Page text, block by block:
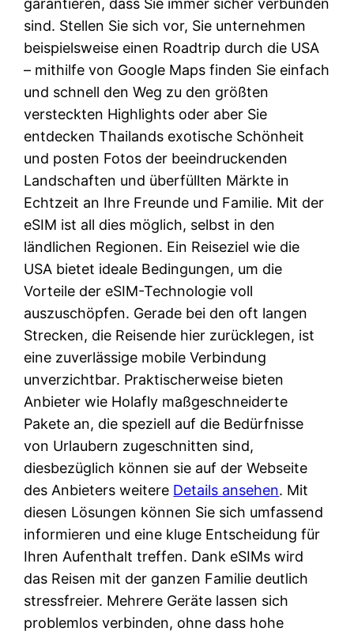
garantieren, dass Sie immer sicher verbunden
sind. Stellen Sie sich vor, Sie unternehmen
beispielsweise einen Roadtrip durch die USA
– mithilfe von Google Maps finden Sie einfach
und schnell den Weg zu den größten
versteckten Highlights oder aber Sie
entdecken Thailands exotische Schönheit
und posten Fotos der beeindruckenden
Landschaften und überfüllten Märkte in
Echtzeit an Ihre Freunde und Familie. Mit der
eSIM ist all dies möglich, selbst in den
ländlichen Regionen. Ein Reiseziel wie die
USA bietet ideale Bedingungen, um die
Vorteile der eSIM-Technologie voll
auszuschöpfen. Gerade bei den oft langen
Strecken, die Reisende hier zurücklegen, ist
eine zuverlässige mobile Verbindung
unverzichtbar. Praktischerweise bieten
Anbieter wie Holafly maßgeschneiderte
Pakete an, die speziell auf die Bedürfnisse
von Urlaubern zugeschnitten sind,
diesbezüglich können sie auf der Webseite
des Anbieters weitere Details ansehen. Mit
diesen Lösungen können Sie sich umfassend
informieren und eine kluge Entscheidung für
Ihren Aufenthalt treffen. Dank eSIMs wird
das Reisen mit der ganzen Familie deutlich
stressfreier. Mehrere Geräte lassen sich
problemlos verbinden, ohne dass hohe